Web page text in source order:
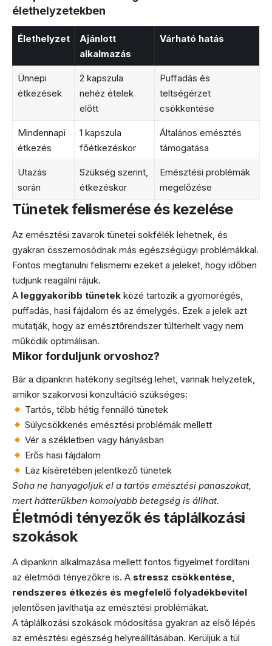
élethelyzetekben
Élethelyzet
Ajánlott
alkalmazás
Várható hatás
Ünnepi
étkezések
2 kapszula
nehéz ételek
előtt
Puffadás és
teltségérzet
csökkentése
Mindennapi
étkezés
1 kapszula
főétkezéskor
Általános emésztés
támogatása
Utazás
során
Szükség szerint,
étkezéskor
Emésztési problémák
megelőzése
Tünetek felismerése és kezelése
Az emésztési zavarok tünetei sokfélék lehetnek, és
gyakran összemosódnak más egészségügyi problémákkal.
Fontos megtanulni felismerni ezeket a jeleket, hogy időben
tudjunk reagálni rájuk.
A leggyakoribb tünetek közé tartozik a gyomorégés,
puffadás, hasi fájdalom és az émelygés. Ezek a jelek azt
mutatják, hogy az emésztőrendszer túlterhelt vagy nem
működik optimálisan.
Mikor forduljunk orvoshoz?
Bár a dipankrin hatékony segítség lehet, vannak helyzetek,
amikor szakorvosi konzultáció szükséges:
Tartós, több hétig fennálló tünetek
Súlycsökkenés emésztési problémák mellett
Vér a székletben vagy hányásban
Erős hasi fájdalom
Láz kíséretében jelentkező tünetek
Soha ne hanyagoljuk el a tartós emésztési panaszokat,
mert hátterükben komolyabb betegség is állhat.
Életmódi tényezők és táplálkozási
szokások
A dipankrin alkalmazása mellett fontos figyelmet fordítani
az életmódi tényezőkre is. A stressz csökkentése,
rendszeres étkezés és megfelelő folyadékbevitel
jelentősen javíthatja az emésztési problémákat.
A táplálkozási szokások módosítása gyakran az első lépés
az emésztési egészség helyreállításában. Kerüljük a túl